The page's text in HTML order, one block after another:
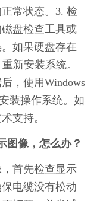
常状态。3. 检
盘检查工具或
如果硬盘存在
新安装系统。
，使用Windows
装操作系统。如
支持。
图像，怎么办？
首先检查显示
电缆没有松动